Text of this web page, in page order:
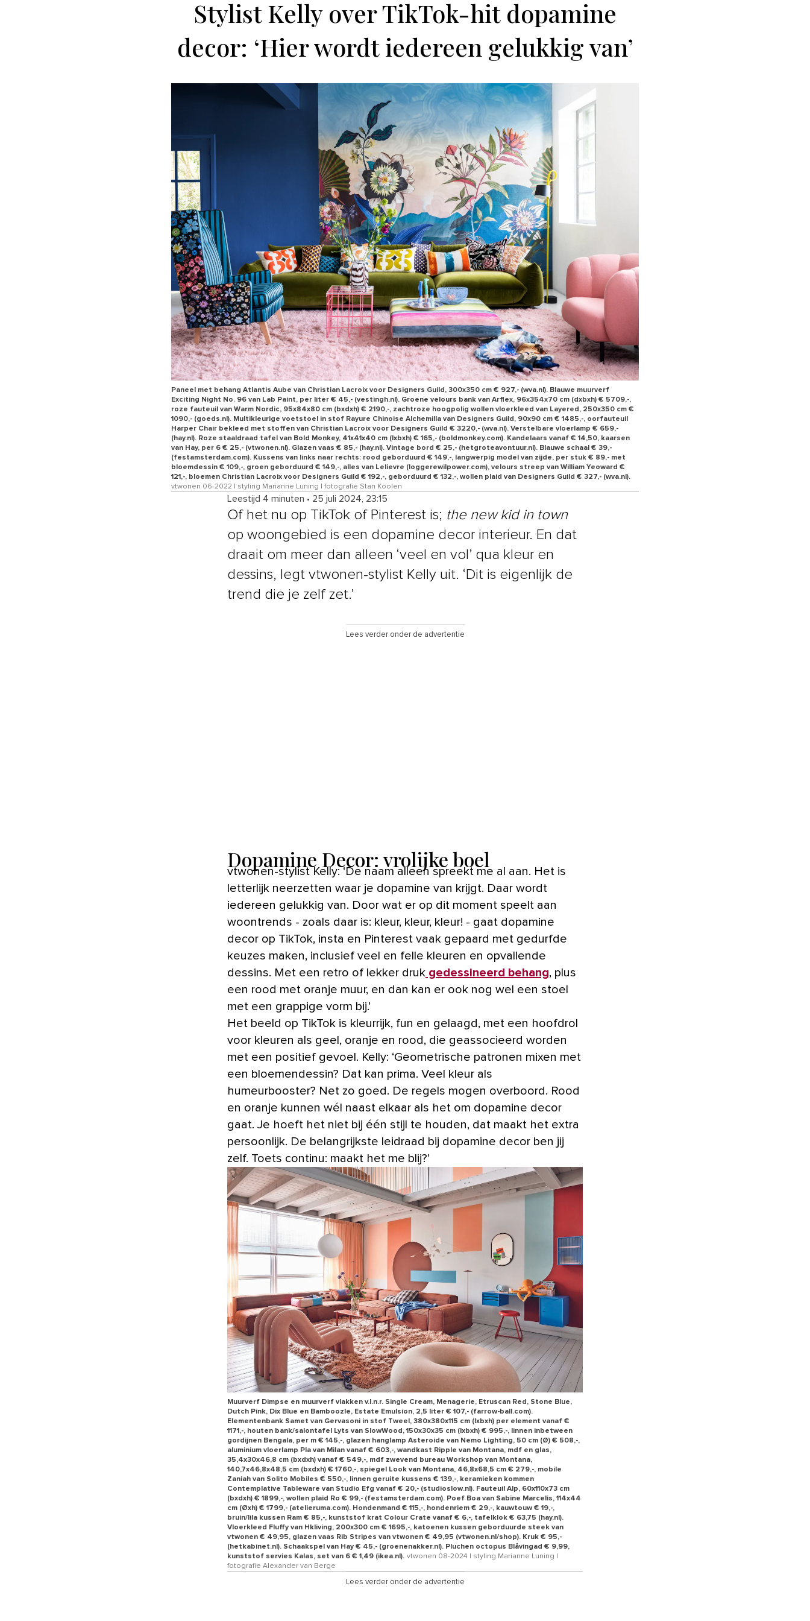
Stylist Kelly over TikTok-hit dopamine
decor: ‘Hier wordt iedereen gelukkig van’
Paneel met behang Atlantis Aube van Christian Lacroix voor Designers Guild, 300x350 cm € 927,- (wva.nl). Blauwe muurverf
Exciting Night No. 96 van Lab Paint, per liter € 45,- (vestingh.nl). Groene velours bank van Arflex, 96x354x70 cm (dxbxh) € 5709,-,
roze fauteuil van Warm Nordic, 95x84x80 cm (bxdxh) € 2190,-, zachtroze hoogpolig wollen vloerkleed van Layered, 250x350 cm €
1090,- (goeds.nl). Multikleurige voetstoel in stof Rayure Chinoise Alchemilla van Designers Guild, 90x90 cm € 1485,-, oorfauteuil
Harper Chair bekleed met stoffen van Christian Lacroix voor Designers Guild € 3220,- (wva.nl). Verstelbare vloerlamp € 659,-
(hay.nl). Roze staaldraad tafel van Bold Monkey, 41x41x40 cm (lxbxh) € 165,- (boldmonkey.com). Kandelaars vanaf € 14,50, kaarsen
van Hay, per 6 € 25,- (vtwonen.nl). Glazen vaas € 85,- (hay.nl). Vintage bord € 25,- (hetgroteavontuur.nl). Blauwe schaal € 39,-
(festamsterdam.com). Kussens van links naar rechts: rood geborduurd € 149,-, langwerpig model van zijde, per stuk € 89,- met
bloemdessin € 109,-, groen geborduurd € 149,-, alles van Lelievre (loggerewilpower.com), velours streep van William Yeoward €
121,-, bloemen Christian Lacroix voor Designers Guild € 192,-, geborduurd € 132,-, wollen plaid van Designers Guild € 327,- (wva.nl).
vtwonen 06-2022 | styling Marianne Luning | fotografie Stan Koolen
Leestijd 4 minuten • 25 juli 2024, 23:15
Of het nu op TikTok of Pinterest is; the new kid in town
op woongebied is een dopamine decor interieur. En dat
draait om meer dan alleen ‘veel en vol’ qua kleur en
dessins, legt vtwonen-stylist Kelly uit. ‘Dit is eigenlijk de
trend die je zelf zet.’
Lees verder onder de advertentie
Dopamine Decor: vrolijke boel
vtwonen-stylist Kelly: ‘De naam alleen spreekt me al aan. Het is
letterlijk neerzetten waar je dopamine van krijgt. Daar wordt
iedereen gelukkig van. Door wat er op dit moment speelt aan
woontrends - zoals daar is: kleur, kleur, kleur! - gaat dopamine
decor op TikTok, insta en Pinterest vaak gepaard met gedurfde
keuzes maken, inclusief veel en felle kleuren en opvallende
dessins. Met een retro of lekker druk gedessineerd behang, plus
een rood met oranje muur, en dan kan er ook nog wel een stoel
met een grappige vorm bij.’
Het beeld op TikTok is kleurrijk, fun en gelaagd, met een hoofdrol
voor kleuren als geel, oranje en rood, die geassocieerd worden
met een positief gevoel. Kelly: ‘Geometrische patronen mixen met
een bloemendessin? Dat kan prima. Veel kleur als
humeurbooster? Net zo goed. De regels mogen overboord. Rood
en oranje kunnen wél naast elkaar als het om dopamine decor
gaat. Je hoeft het niet bij één stijl te houden, dat maakt het extra
persoonlijk. De belangrijkste leidraad bij dopamine decor ben jij
zelf. Toets continu: maakt het me blij?’
Muurverf Dimpse en muurverf vlakken v.l.n.r. Single Cream, Menagerie, Etruscan Red, Stone Blue,
Dutch Pink, Dix Blue en Bamboozle, Estate Emulsion, 2,5 liter € 107,- (farrow-ball.com).
Elementenbank Samet van Gervasoni in stof Tweel, 380x380x115 cm (lxbxh) per element vanaf €
1171,-, houten bank/salontafel Lyts van SlowWood, 150x30x35 cm (lxbxh) € 995,-, linnen inbetween
gordijnen Bengala, per m € 145,-, glazen hanglamp Asteroide van Nemo Lighting, 50 cm (Ø) € 508,-,
aluminium vloerlamp Pla van Milan vanaf € 603,-, wandkast Ripple van Montana, mdf en glas,
35,4x30x46,8 cm (bxdxh) vanaf € 549,-, mdf zwevend bureau Workshop van Montana,
140,7x46,8x48,5 cm (bxdxh) € 1760,-, spiegel Look van Montana, 46,8x68,5 cm € 279,-, mobile
Zaniah van Solito Mobiles € 550,-, linnen geruite kussens € 139,-, keramieken kommen
Contemplative Tableware van Studio Efg vanaf € 20,- (studioslow.nl). Fauteuil Alp, 60x110x73 cm
(bxdxh) € 1899,-, wollen plaid Ro € 99,- (festamsterdam.com). Poef Boa van Sabine Marcelis, 114x44
cm (Øxh) € 1799,- (atelieruma.com). Hondenmand € 115,-, hondenriem € 29,-, kauwtouw € 19,-,
bruin/lila kussen Ram € 85,-, kunststof krat Colour Crate vanaf € 6,-, tafelklok € 63,75 (hay.nl).
Vloerkleed Fluffy van Hkliving, 200x300 cm € 1695,-, katoenen kussen geborduurde steek van
vtwonen € 49,95, glazen vaas Rib Stripes van vtwonen € 49,95 (vtwonen.nl/shop). Kruk € 95,-
(hetkabinet.nl). Schaakspel van Hay € 45,- (groenenakker.nl). Pluchen octopus Blåvingad € 9,99,
kunststof servies Kalas, set van 6 € 1,49 (ikea.nl). vtwonen 08-2024 | styling Marianne Luning |
fotografie Alexander van Berge
Lees verder onder de advertentie